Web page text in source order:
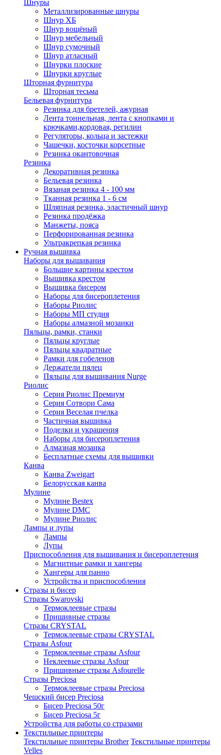
Шнуры
Металлизированные шнуры
Шнур ХБ
Шнур вощёный
Шнур мебельный
Шнур сумочный
Шнур атласный
Шнурки плоские
Шнурки круглые
Шторная фурнитура
Шторная тесьма
Бельевая фурнитура
Резинка для бретелей, ажурная
Лента тоннельная, лента с кнопками и
крючками,кордовая, регилин
Регуляторы, кольца и застежки
Чашечки, косточки корсетные
Резинка окантовочная
Резинка
Декоративная резинка
Бельевая резинка
Вязаная резинка 4 - 100 мм
Тканная резинка 1 - 6 см
Шляпная резинка, эластичный шнур
Резинка продёжка
Манжеты, пояса
Перфорированная резинка
Ультракрепкая резинка
Ручная вышивка
Наборы для вышивания
Большие картины крестом
Вышивка крестом
Вышивка бисером
Наборы для бисероплетения
Наборы Риолис
Наборы МП студия
Наборы алмазной мозаики
Пяльцы, рамки, станки
Пяльцы круглые
Пяльцы квадратные
Рамки для гобеленов
Держатели пялец
Пяльцы для вышивания Nurge
Риолис
Серия Риолис Премиум
Серия Сотвори Сама
Серия Веселая пчелка
Частичная вышивка
Поделки и украшения
Наборы для бисероплетения
Алмазная мозаика
Бесплатные схемы для вышивки
Канва
Канва Zweigart
Белорусская канва
Мулине
Мулине Bestex
Мулине DMC
Мулине Риолис
Лампы и лупы
Лампы
Лупы
Приспособления для вышивания и бисероплетения
Магнитные рамки и хангеры
Хангеры для панно
Устройства и приспособления
Стразы и бисер
Стразы Swarovski
Термоклеевые стразы
Пришивные стразы
Стразы CRYSTAL
Термоклеевые стразы CRYSTAL
Стразы Asfour
Термоклеевые стразы Asfour
Неклеевые стразы Asfour
Пришивные стразы Asfourelle
Стразы Preciosa
Термоклеевые стразы Preciosa
Чешский бисер Preciosa
Бисер Preciosa 50г
Бисер Preciosa 5г
Устройства для работы со стразами
Текстильные принтеры
Текстильные принтеры Brother Текстильные принтеры
Velles